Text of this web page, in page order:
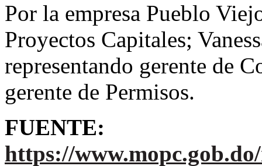
Por la empresa Pueblo
Proyectos Capitales;
representando gerente de
gerente de Permisos.
FUENTE:
https://